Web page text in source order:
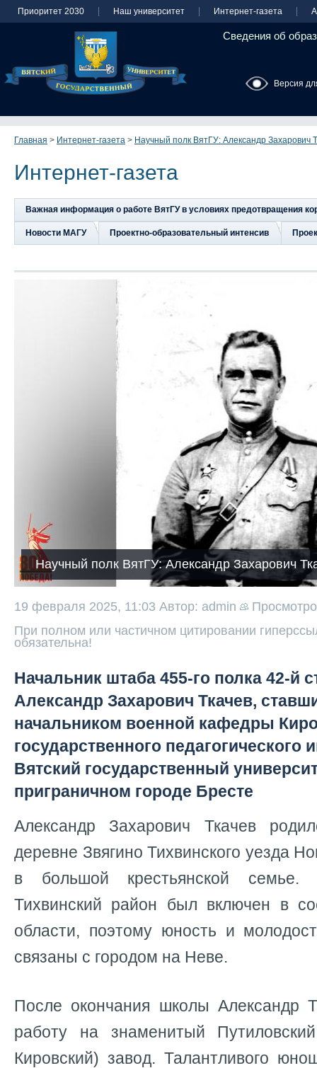
Приоритет 2030 Наш университет Интернет-газета
Сведения об
Версия
Главная > Интернет-газета > Научный полк ВятГУ: Александр Захарович
Интернет-газета
Важная информация о работе ВятГУ в условиях предотвращения
Новости МАГУ Проектно-образовательный интенсив
Научный полк ВятГУ: Александр Захарович
19 февраля 2025, 11:03 Автор: admin
При полном или частичном цитировании
обязательна!
Начальник штаба 455-го полка 42-й
Александр Захарович Ткачев,
начальником военной кафедры
государственного педагогического
Вятский государственный
приграничном городе Бресте
Александр Захарович Ткачев
деревне Звягино Тихвинского уезда
в большой крестьянской
Тихвинский район был включен в
области, поэтому юность и
связаны с городом на Неве.
После окончания школы Александр
работу на знаменитый
Кировский) завод. Талантливого